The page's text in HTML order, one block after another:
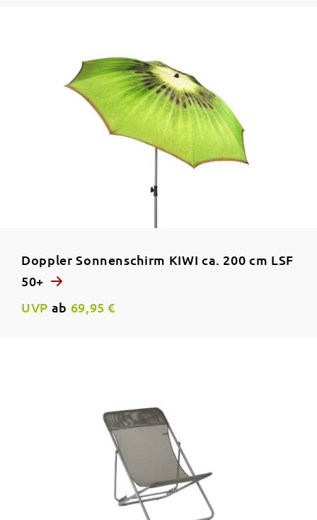
Doppler Sonnenschirm KIWI ca. 200 cm LSF
50+
UVP ab 69,95 €